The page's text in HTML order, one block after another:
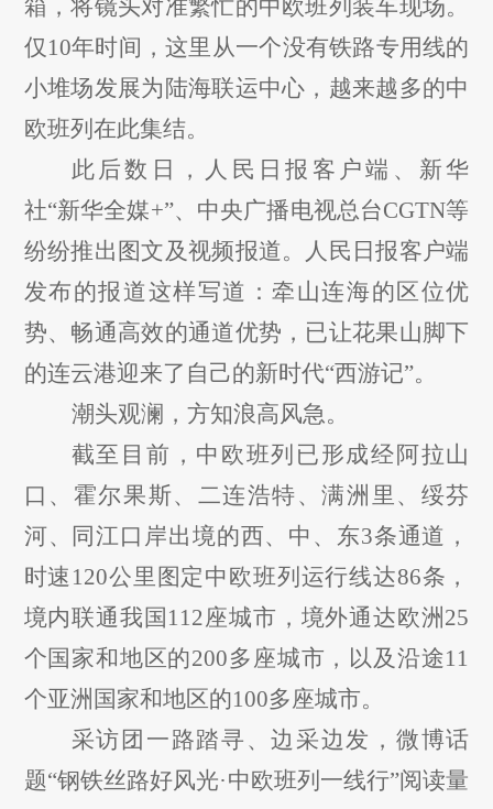
箱，将镜头对准繁忙的中欧班列装车现场。
仅 10年时间，这里从一个没有铁路专用线的
小堆场发展为陆海联运中心，越来越多的中
欧班列在此集结。
此后数日，人民日报客户端、新华
社“新华全媒+”、中央广播电视总台CGTN等
纷纷推出图文及视频报道。人民日报客户端
发布的报道这样写道：牵山连海的区位优
势、畅通高效的通道优势，已让花果山脚下
的连云港迎来了自己的新时代“西游记”。
潮头观澜，方知浪高风急。
截至目前，中欧班列已形成经阿拉山
口、霍尔果斯、二连浩特、满洲里、绥芬
河、同江口岸出境的西、中、东3条通道，
时速120公里图定中欧班列运行线达86条，
境内联通我国112座城市，境外通达欧洲25
个国家和地区的200多座城市，以及沿途11
个亚洲国家和地区的100多座城市。
采访团一路踏寻、边采边发，微博话
题“钢铁丝路好风光·中欧班列一线行”阅读量